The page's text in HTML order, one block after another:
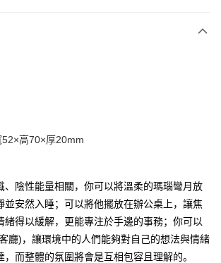
高70×厚20mm
、陰性能量相關，你可以將溫柔的瑪瑙彎月放
並安然入睡；可以將他擺放在辦公桌上，讓焦
緒得以緩解，更能專注於手邊的事務；你可以
廳)，讓環境中的人們能夠對自己的想法與情緒
而整體的氛圍將會是互相包容且理解的。